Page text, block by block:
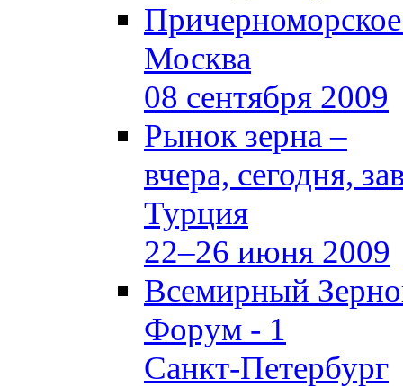
Москва
08 сентября 2009
Рынок зерна –
вчера, сегодня,
Турция
22–26 июня 2009
Всемирный
Форум - 1
Санкт-Петербург